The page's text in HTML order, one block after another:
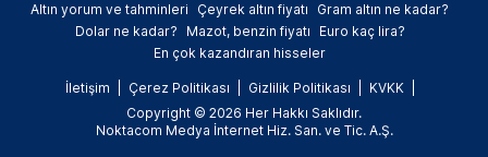
Altın yorum ve tahminleri Çeyrek altın fiyatı
Gram altın ne kadar?
Dolar ne kadar?
Mazot, benzin fiyatı
Euro kaç lira?
En çok kazandıran hisseler
İletişim Çerez Politikası Gizlilik Politikası
KVKK
Copyright © 2026 Her Hakkı Saklıdır.
Noktacom Medya İnternet Hiz. San. ve Tic. A.Ş.